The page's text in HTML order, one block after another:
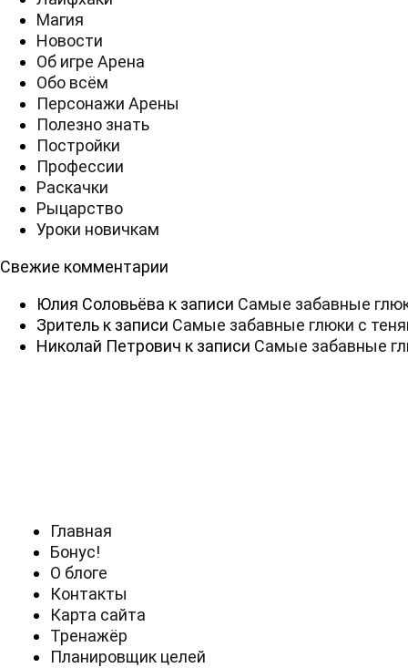
Магия
Новости
Об игре Арена
Обо всём
Персонажи Арены
Полезно знать
Постройки
Профессии
Раскачки
Рыцарство
Уроки новичкам
Свежие комментарии
Юлия Соловьёва к записи Самые забавные
Зритель к записи Самые забавные глюки с
Николай Петрович к записи Самые забавные
Главная
Бонус!
О блоге
Контакты
Карта сайта
Тренажёр
Планировщик целей